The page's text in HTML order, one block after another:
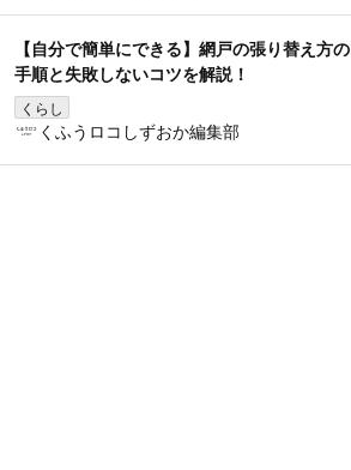
【自分で簡単にできる】網戸の張り替え方の
手順と失敗しないコツを解説！
くらし
くふうロコしずおか編集部